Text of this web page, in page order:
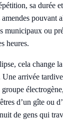
sa durée
pouvant
municipaux ou
heures.
cela change
arrivée
d’un gîte ou
de gens qui